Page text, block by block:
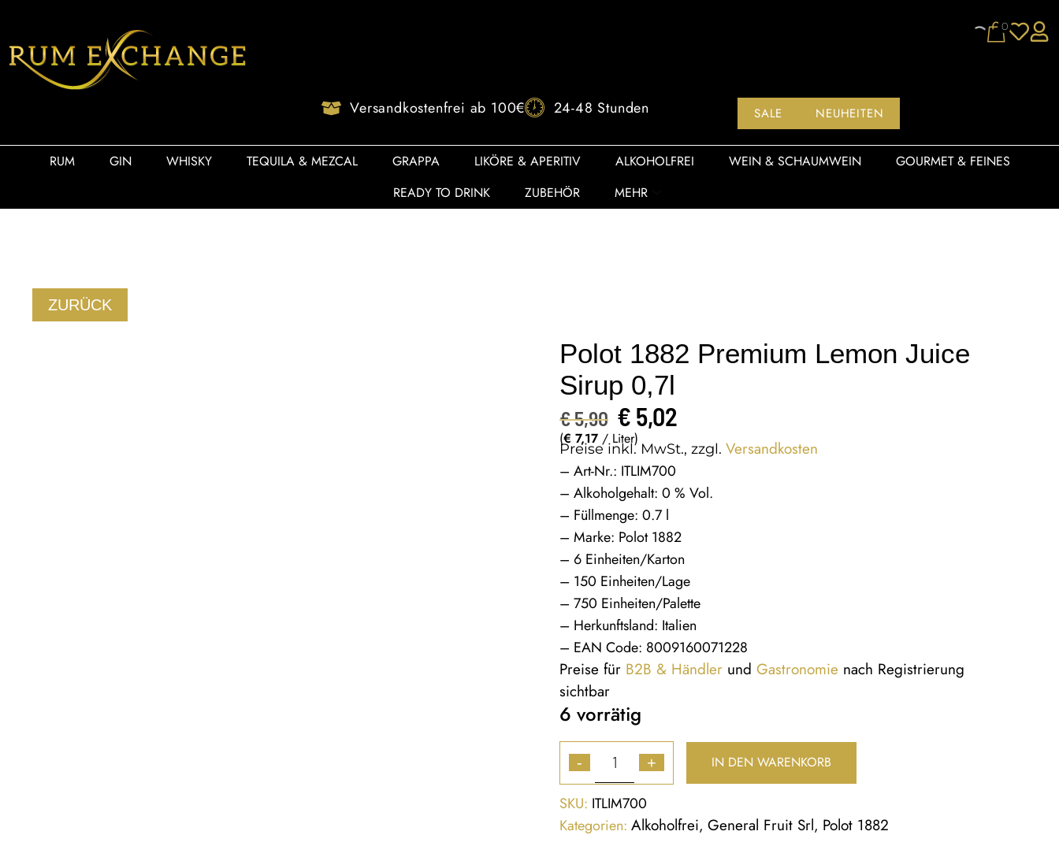
0
Versandkostenfrei ab 100€ 24-48 Stunden SALE NEUHEITEN
RUM GIN WHISKY TEQUILA & MEZCAL GRAPPA LIKÖRE & APERITIV ALKOHOLFREI WEIN & SCHAUMWEIN
GOURMET & FEINES
READY TO DRINK
ZUBEHÖR MEHR
Polot 1882 Premium Lemon Juice
Sirup 0,7l
€5,90 € 5,02
(€ 7,17 / Liter)
Preise inkl. MwSt., zzgl.Versandkosten
– Art-Nr.: ITLIM700
– Alkoholgehalt: 0 % Vol.
– Füllmenge: 0.7 l
– Marke: Polot 1882
– 6 Einheiten/Karton
– 150 Einheiten/Lage
– 750 Einheiten/Palette
– Herkunftsland: Italien
– EAN Code: 8009160071228
Preise für B2B & Händler undGastronomie nach Registrierung
sichtbar
6 vorrätig
- + IN DEN WARENKORB
SKU: ITLIM700
Kategorien: Alkoholfrei,General Fruit Srl, Polot 1882